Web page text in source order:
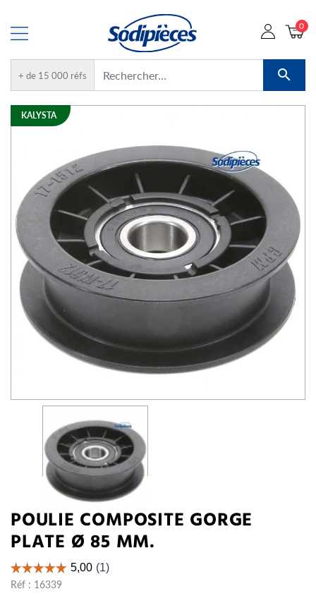
+ de 15 000 réfs 
0
KALYSTA
POULIE COMPOSITE GORGE
PLATE Ø 85 MM.
Réf : 16339